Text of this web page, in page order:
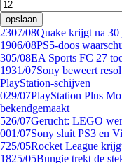
opslaan
2307/08Quake krijgt na 30
1906/08PS5-doos
305/08EA Sports FC 27
1931/07Sony beweert
PlayStation-schijven
029/07PlayStation Plus
bekendgemaakt
526/07Gerucht: LEGO
001/07Sony sluit PS3 en
725/05Rocket League
1825/05Bungie trekt de